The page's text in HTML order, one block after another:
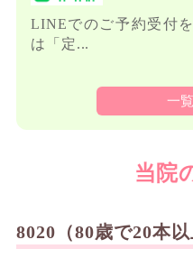
LINEでのご予約受付
は「定...
一
当院
8020（80歳で20本